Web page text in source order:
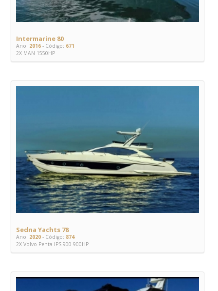
Intermarine 80
Ano: 2016 - Código: 671
2X MAN 1550HP
Sedna Yachts 78
Ano: 2020 - Código: 874
2X Volvo Penta IPS 900 900HP